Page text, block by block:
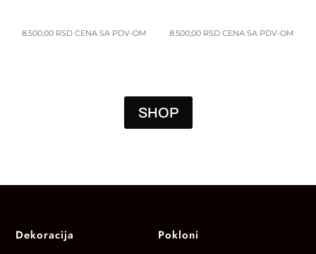
8.500,00 RSD CENA SA PDV-OM 8.500,00 RSD CENA SA PDV-OM
SHOP
Dekoracija Pokloni